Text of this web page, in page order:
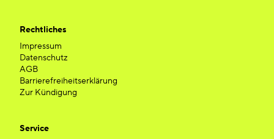
Rechtliches
Impressum
Datenschutz
AGB
Barrierefreiheitserklärung
Zur Kündigung
Service